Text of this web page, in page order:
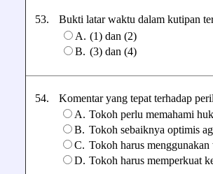
53.
Bukti latar waktu dalam kutipan
A. (1) dan (2)
B. (3) dan (4)
54.
Komentar yang tepat terhadap
A. Tokoh perlu memahami
B. Tokoh sebaiknya optimis
C. Tokoh harus
D. Tokoh harus memperkuat